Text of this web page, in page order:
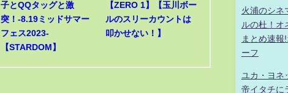
子とQQタッグと激
突！-8.19ミッドサマー
フェス2023-
【STARDOM】
【ZERO 1】【玉川ボー
ルのスリーカウントは
叩かせない！】
火浦のシネ
ルの杜！オ
まとめ速報
ーフ
ユカ・ヨネ
帝イタチに